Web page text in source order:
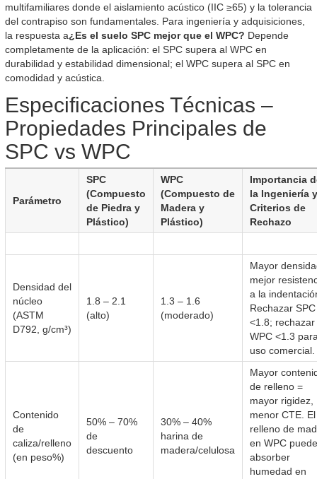
multifamiliares donde el aislamiento acústico (IIC ≥65) y la tolerancia
del contrapiso son fundamentales. Para ingeniería y adquisiciones,
la respuesta a¿Es el suelo SPC mejor que el WPC? Depende
completamente de la aplicación: el SPC supera al WPC en
durabilidad y estabilidad dimensional; el WPC supera al SPC en
comodidad y acústica.
Especificaciones Técnicas –
Propiedades Principales de
SPC vs WPC
Parámetro
SPC
(Compuesto
de Piedra y
Plástico)
WPC
(Compuesto de
Madera y
Plástico)
Importancia
la Ingeniería y
Criterios de
Rechazo
Densidad del
núcleo
(ASTM
D792, g/cm³)
1.8 – 2.1
(alto)
1.3 – 1.6
(moderado)
Mayor
mejor
a la
Rechazar SPC
<1.8; rechazar
WPC <1.3
uso comercial.
Contenido
de
caliza/relleno
(en peso%)
50% – 70%
de
descuento
30% – 40%
harina de
madera/celulosa
Mayor
de relleno =
mayor rigidez,
menor CTE. El
relleno de
en WPC puede
absorber
humedad en